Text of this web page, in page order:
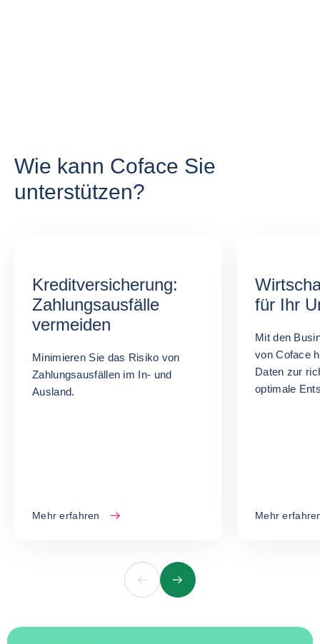
Wie kann Coface Sie
unterstützen?
Kreditversicherung:
Zahlungsausfälle
vermeiden
Minimieren Sie das Risiko von
Zahlungsausfällen im In- und
Ausland.
Mehr erfahren
für Ihr
Mit den
von Coface
Daten zur
optimale
Mehr
VorherigeNächste